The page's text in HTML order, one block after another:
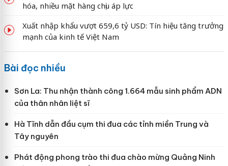
hóa, nhiều mặt hàng chịu áp lực
Xuất nhập khẩu vượt 659,6 tỷ USD: Tín hiệu tăng trưởng
mạnh của kinh tế Việt Nam
Bài đọc nhiều
Sơn La: Thu nhận thành công 1.664 mẫu sinh phẩm ADN
của thân nhân liệt sĩ
Hà Tĩnh dẫn đầu cụm thi đua các tỉnh miền Trung và
Tây nguyên
Phát động phong trào thi đua chào mừng Quảng Ninh